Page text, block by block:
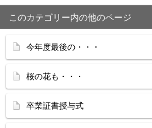
このカテゴリー内の他のページ
今年度最後の・・・
桜の花も・・・
卒業証書授与式